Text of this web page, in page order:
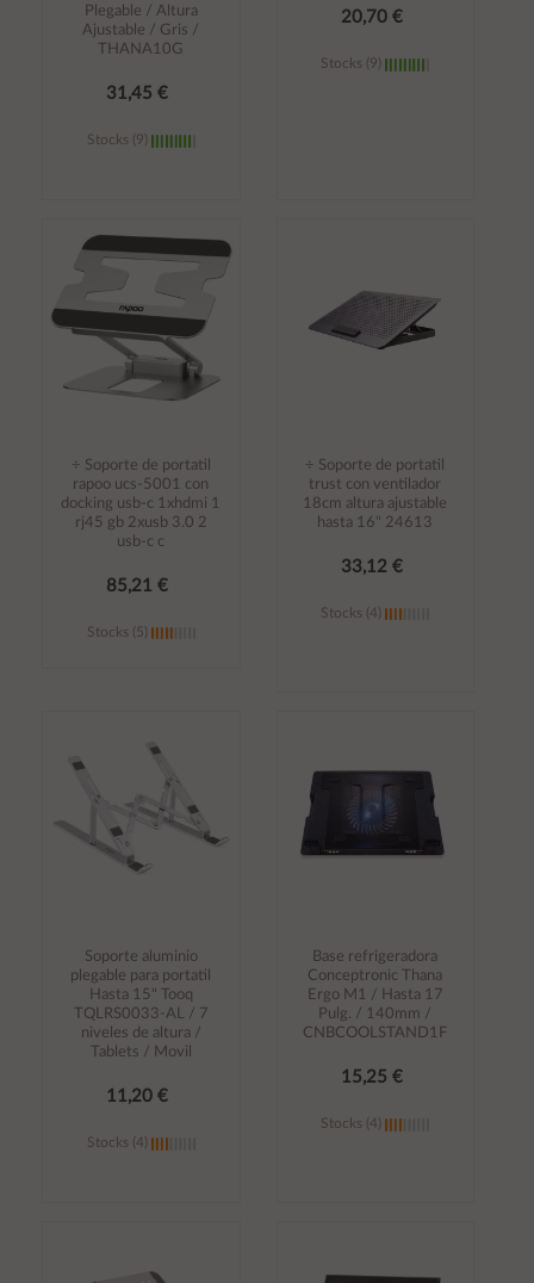
Plegable / Altura
Ajustable / Gris /
THANA10G
31,45 €
Stocks (9)
carrito
20,70 €
Stocks (9)
÷ Soporte de portatil
rapoo ucs-5001 con
docking usb-c 1xhdmi 1
rj45 gb 2xusb 3.0 2
usb-c c
85,21 €
Stocks (5)
carrito
÷ Soporte de portatil
trust con ventilador
18cm altura ajustable
hasta 16" 24613
33,12 €
Stocks (4)
Soporte aluminio
plegable para portatil
Hasta 15" Tooq
TQLRS0033-AL / 7
niveles de altura /
Tablets / Movil
11,20 €
Stocks (4)
Base refrigeradora
Conceptronic Thana
Ergo M1 / Hasta 17
Pulg. / 140mm /
CNBCOOLSTAND1F
15,25 €
Stocks (4)